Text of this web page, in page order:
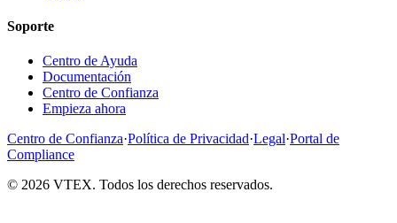
Soporte
Centro de Ayuda
Documentación
Centro de Confianza
Empieza ahora
Centro de Confianza·Política de Privacidad·Legal·Portal de
Compliance
© 2026 VTEX. Todos los derechos reservados.